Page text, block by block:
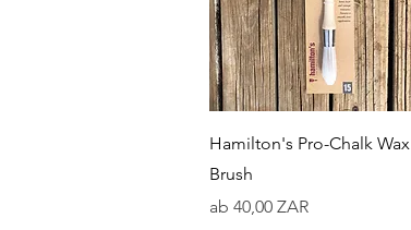
Schnellansicht
Hamilton's Pro-Chalk Wax
Brush
ab 40,00 ZAR
Sale-Preis